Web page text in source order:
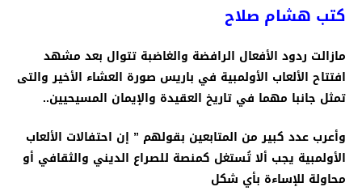
كتب هشام صلاح
مازالت ردود الأفعال الرافضة والغاضبة تتوال بعد مشهد
افتتاح الألعاب الأولمبية في باريس صورة العشاء الأخير والتى
تمثل جانبا مهما في تاريخ العقيدة والإيمان المسيحيين..
وأعرب عدد كبير من المتابعين بقولهم ” إن احتفالات الألعاب
الأولمبية يجب ألا تُستغل كمنصة للصراع الديني والثقافي أو
محاولة للإساءة بأي شكل